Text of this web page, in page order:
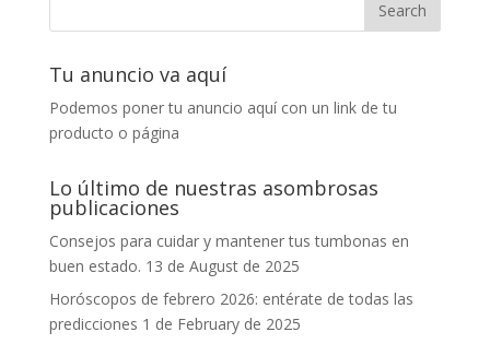
Tu anuncio va aquí
Podemos poner tu anuncio aquí con un link de tu
producto o página
Lo último de nuestras asombrosas
publicaciones
Consejos para cuidar y mantener tus tumbonas en
buen estado. 13 de August de 2025
Horóscopos de febrero 2026: entérate de todas las
predicciones 1 de February de 2025